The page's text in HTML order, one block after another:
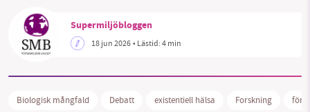
OMRÅDEN
OM OSS
Supermiljöbloggen
18 jun 2026• Lästid:4 min
Biologisk mångfald Debatt existentiell hälsa Forskning